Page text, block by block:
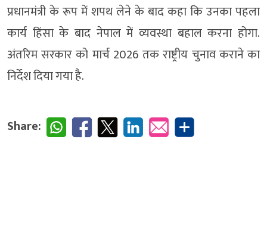
प्रधानमंत्री के रूप में शपथ लेने के बाद कहा कि उनका पहला
कार्य हिंसा के बाद नेपाल में व्यवस्था बहाल करना होगा.
अंतरिम सरकार को मार्च 2026 तक राष्ट्रीय चुनाव कराने का
निर्देश दिया गया है.
Share: